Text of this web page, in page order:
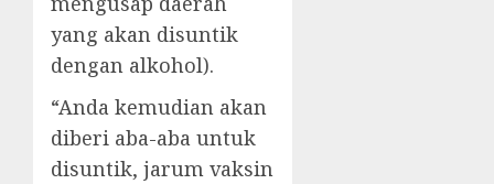
yang akan disuntik
dengan alkohol).
“Anda kemudian akan
diberi aba-aba untuk
disuntik, jarum vaksin